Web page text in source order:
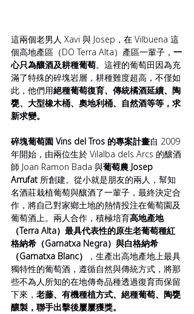
這兩個老男人 Xavi 與 Josep，在 Vilbuena 這
個高地產區（DO Terra Alta）產區一輩子， 一
心只為釀酒及耕種葡萄。這裡的葡萄田因為充
滿了特殊的碎塊岩層，耕種難度超高，不僅如
此，他們用絕種葡萄復育、傳統橘酒延續、陶
甕、大型橡木桶、奧地利桶、自然酒等等，求
新求變。
碎塊葡萄園 Vins del Tros 的專案計畫自 2009
年開始，由兩位生於 Vilalba dels Arcs 的釀酒
師 Joan Ramon Bada 與葡萄農 Josep
Arrufat 所創建。從小就是朋友的兩人，幫知
名酒莊栽植葡萄與釀酒了一輩子，最終決定合
作，將自己對家鄉土地的熱情投注在葡萄園及
葡萄酒上。兩人合作，積極培育高地產地
（Terra Alta）最具代表性的原生老葡萄種紅
格納希（Garnatxa Negra）與白格納希
（Garnatxa Blanc）
，生產出高地產地上最具
獨特性的葡萄酒，遵循自然與傳統方式，將那
些不為人所知的在地傳奇品種透過復育而保留
下來， 老藤、有機種植方式、絕種葡萄、陶甕
釀製，聯手出擊後屢屢獲獎。